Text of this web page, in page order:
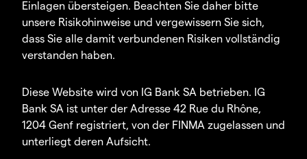
Einlagen übersteigen. Beachten Sie daher bitte
unsere Risikohinweise und vergewissern Sie sich,
dass Sie alle damit verbundenen Risiken vollständig
verstanden haben.
Diese Website wird von IG Bank SA betrieben. IG
Bank SA ist unter der Adresse 42 Rue du Rhône,
1204 Genf registriert, von der FINMA zugelassen und
unterliegt deren Aufsicht.